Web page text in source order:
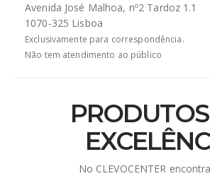
Avenida José Malhoa, nº2 Tardoz 1.1
1070-325 Lisboa
Exclusivamente para correspondência.
Não tem atendimento ao público
No CLEVOCENTER